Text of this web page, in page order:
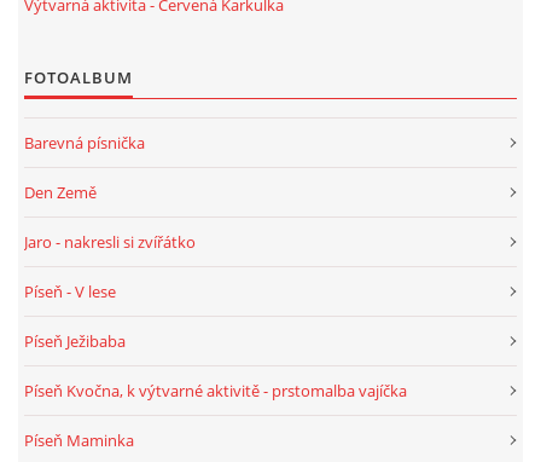
HALLOWEEN
DUŠIČKY
SVATÝ MARTIN
SVATÁ BARBORA 4.12.
MASOPUST
Výtvarná aktivita - Červená Karkulka
FOTOALBUM
Barevná písnička
Den Země
Jaro - nakresli si zvířátko
Píseň - V lese
Píseň Ježibaba
Píseň Kvočna, k výtvarné aktivitě - prstomalba vajíčka
Píseň Maminka